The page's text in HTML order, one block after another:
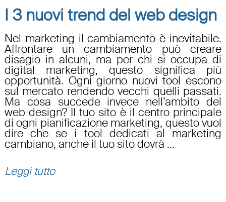
I 3 nuovi trend del web design
Nel marketing il cambiamento è inevitabile.
Affrontare un cambiamento può creare
disagio in alcuni, ma per chi si occupa di
digital marketing, questo significa più
opportunità. Ogni giorno nuovi tool escono
sul mercato rendendo vecchi quelli passati.
Ma cosa succede invece nell’ambito del
web design? Il tuo sito è il centro principale
di ogni pianificazione marketing, questo vuol
dire che se i tool dedicati al marketing
cambiano, anche il tuo sito dovrà ...
Leggi tutto